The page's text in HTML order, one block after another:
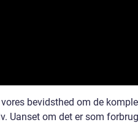
bevidsthed om de
Uanset om det er som